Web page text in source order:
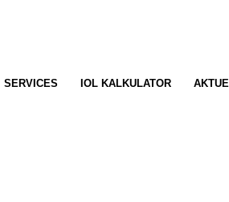
SERVICES IOL KALKULATOR